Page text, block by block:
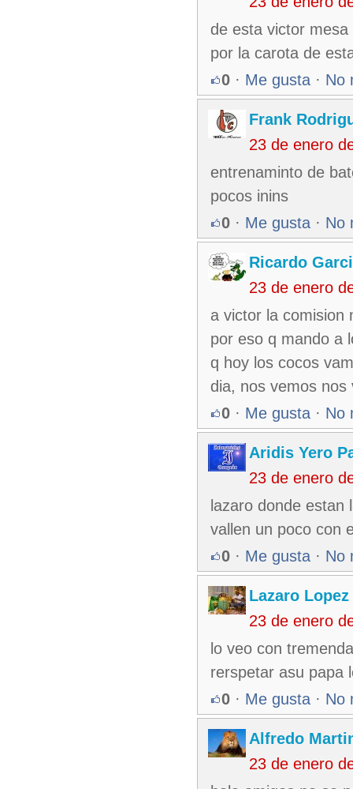
de esta victor
por la carota de
0 · Me gusta · No
Frank
23 de enero
entrenaminto de
pocos inins
0 · Me gusta · No
Ricardo
23 de enero
a victor la comision
por eso q mando a
q hoy los cocos
dia, nos vemos nos
0 · Me gusta · No
Aridis Yero
23 de enero
lazaro donde estan
vallen un poco con
0 · Me gusta · No
Lazaro Lopez
23 de enero
lo veo con
rerspetar asu papa
0 · Me gusta · No
Alfredo
23 de enero